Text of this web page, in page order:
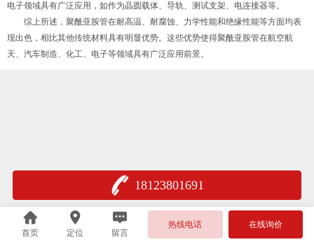
电子领域具有广泛应用，如作为晶圆载体、导轨、测试支架、电连接器等。
综上所述，聚酰亚胺管在耐高温、耐腐蚀、力学性能和绝缘性能等方面均表
现出色，相比其他传统材料具有明显优势。这些优势使得聚酰亚胺管在航空航
天、汽车制造、化工、电子等领域具有广泛应用前景。
18123801691
首页 定位 留言
热线电话 在线询价